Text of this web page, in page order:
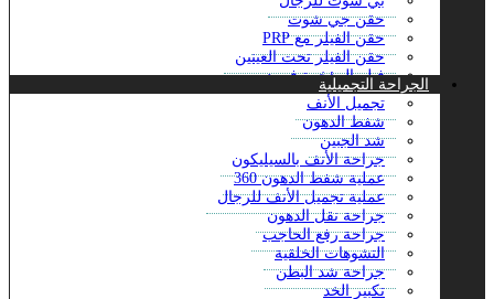
حقن جي شوت
حقن الفيلر مع PRP
حقن الفيلر تحت العينين
فيلر المؤخرة في دبي
حقن فيلر الفكين
تراب توكس دبي
حقن مونجارو في دبي
باربي آرمز مع البوتوكس
حشو اليكسين
حقن الجلوتاثيون الوريدي في دبي
بوتوكس تحت الإبط في دبي
حقن الماكرولين
محلول الطاقة الوريدي
حقن أكواليكس – إزالة الدهون دبي
شد الوجه 8 نقاط مع الجوفيديرم
الجراحة التجميلية
تجميل الأنف
شفط الدهون
شد الجبين
جراحة الأنف بالسيليكون
عملية شفط الدهون 360
عملية تجميل الأنف للرجال
جراحة نقل الدهون
جراحة رفع الحاجب
التشوهات الخلقية
جراحة شد البطن
تكبير الخد